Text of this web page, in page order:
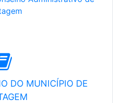
DO MUNICÍPIO DE